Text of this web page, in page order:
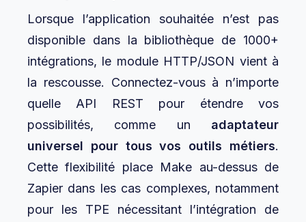
Lorsque l’application souhaitée n’est pas
disponible dans la bibliothèque de 1000+
intégrations, le module HTTP/JSON vient à
la rescousse. Connectez-vous à n’importe
quelle API REST pour étendre vos
possibilités, comme un adaptateur
universel pour tous vos outils métiers.
Cette flexibilité place Make au-dessus de
Zapier dans les cas complexes, notamment
pour les TPE nécessitant l’intégration de